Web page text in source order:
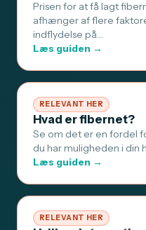
Prisen for at få lagt
afhænger af flere
indflydelse på…
Læs guiden →
RELEVANT HER
Hvad er fibernet?
Se om det er en fordel
du har muligheden i din
Læs guiden →
RELEVANT HER